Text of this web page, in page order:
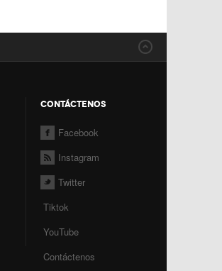
CONTÁCTENOS
Facebook
Instagram
Twitter
Tiktok
YouTube
Contáctenos